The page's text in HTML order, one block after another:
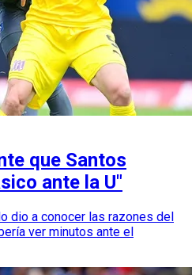
que Santos
ante la U"
dio a conocer las razones del
ver minutos ante el